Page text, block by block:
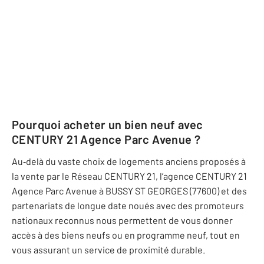
Pourquoi acheter un bien neuf avec
CENTURY 21 Agence Parc Avenue ?
Au‐delà du vaste choix de logements anciens proposés à
la vente par le Réseau CENTURY 21, l’agence CENTURY 21
Agence Parc Avenue à BUSSY ST GEORGES (77600) et des
partenariats de longue date noués avec des promoteurs
nationaux reconnus nous permettent de vous donner
accès à des biens neufs ou en programme neuf, tout en
vous assurant un service de proximité durable.